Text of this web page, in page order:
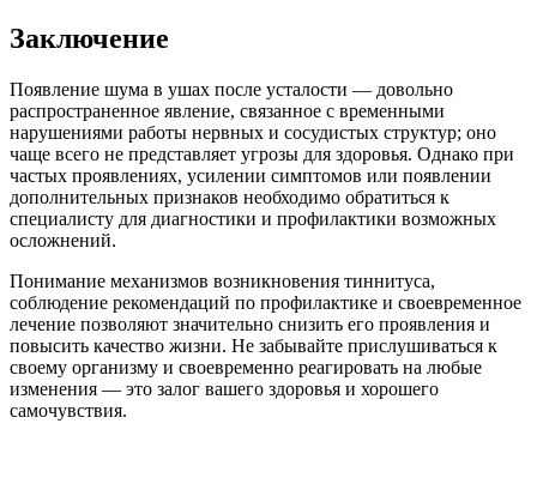
Заключение
Появление шума в ушах после усталости — довольно
распространенное явление, связанное с временными
нарушениями работы нервных и сосудистых структур; оно
чаще всего не представляет угрозы для здоровья. Однако при
частых проявлениях, усилении симптомов или появлении
дополнительных признаков необходимо обратиться к
специалисту для диагностики и профилактики возможных
осложнений.
Понимание механизмов возникновения тиннитуса,
соблюдение рекомендаций по профилактике и своевременное
лечение позволяют значительно снизить его проявления и
повысить качество жизни. Не забывайте прислушиваться к
своему организму и своевременно реагировать на любые
изменения — это залог вашего здоровья и хорошего
самочувствия.